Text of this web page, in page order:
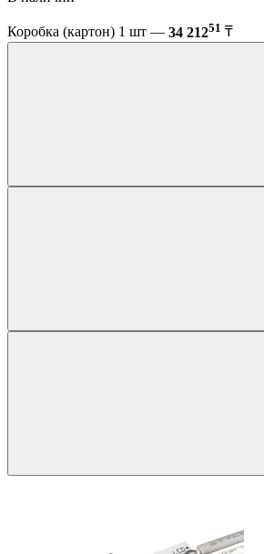
Коробка (картон) 1 шт — 34 21251 ₸